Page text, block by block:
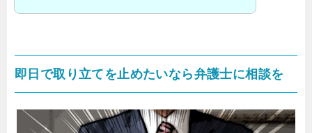
即日で取り立てを止めたいなら弁護士に相談を